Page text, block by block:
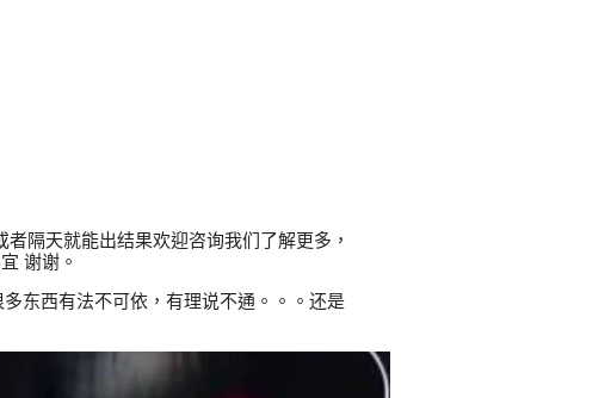
隔天就能出结果欢迎咨询我们了解更多，
谢谢。
东西有法不可依，有理说不通。。。还是